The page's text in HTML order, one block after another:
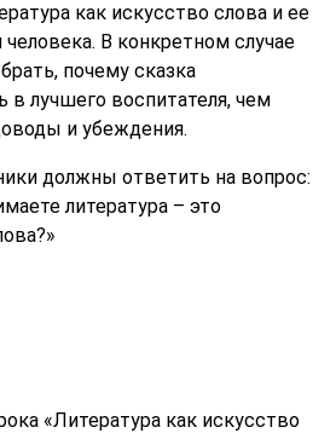
как искусство слова и ее
В конкретном случае
почему сказка
в лучшего воспитателя, чем
и убеждения.
должны ответить на вопрос:
литература – это
«Литература как искусство